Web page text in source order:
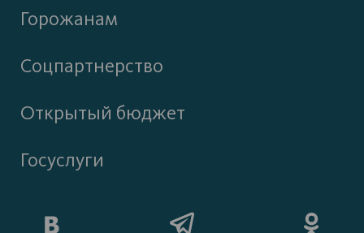
Горожанам
Соцпартнерство
Открытый бюджет
Госуслуги